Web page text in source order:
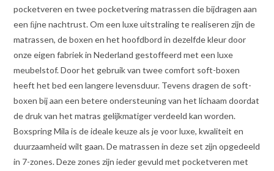
pocketveren en twee pocketvering matrassen die bijdragen aan
een ﬁjne nachtrust. Om een luxe uitstraling te realiseren zijn de
matrassen, de boxen en het hoofdbord in dezelfde kleur door
onze eigen fabriek in Nederland gestoffeerd met een luxe
meubelstof. Door het gebruik van twee comfort soft-boxen
heeft het bed een langere levensduur. Tevens dragen de soft-
boxen bij aan een betere ondersteuning van het lichaam doordat
de druk van het matras gelijkmatiger verdeeld kan worden.
Boxspring Mila is de ideale keuze als je voor luxe, kwaliteit en
duurzaamheid wilt gaan. De matrassen in deze set zijn opgedeeld
in 7-zones. Deze zones zijn ieder gevuld met pocketveren met